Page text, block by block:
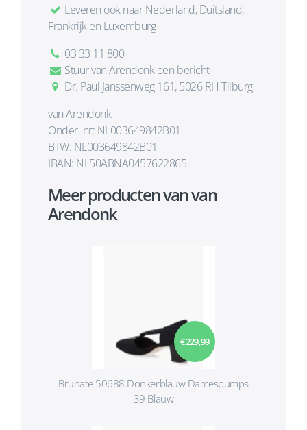
Leveren ook naar Nederland, Duitsland,
Frankrijk en Luxemburg
03 33 11 800
Stuur van Arendonk een bericht
Dr. Paul Janssenweg 161, 5026 RH Tilburg
van Arendonk
Onder. nr: NL003649842B01
BTW: NL003649842B01
IBAN: NL50ABNA0457622865
Meer producten van van
Arendonk
€ 229,99
Brunate 50688 Donkerblauw Damespumps
39 Blauw